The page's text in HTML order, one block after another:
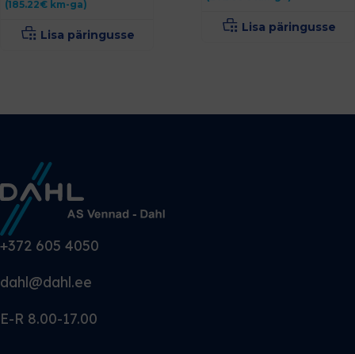
(185.22€ km-ga)
Lisa päringusse
Lisa päringusse
+372 605 4050
dahl@dahl.ee
E-R 8.00-17.00